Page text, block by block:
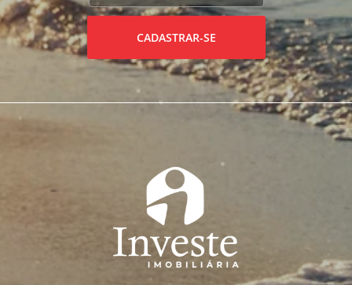
CADASTRAR-SE